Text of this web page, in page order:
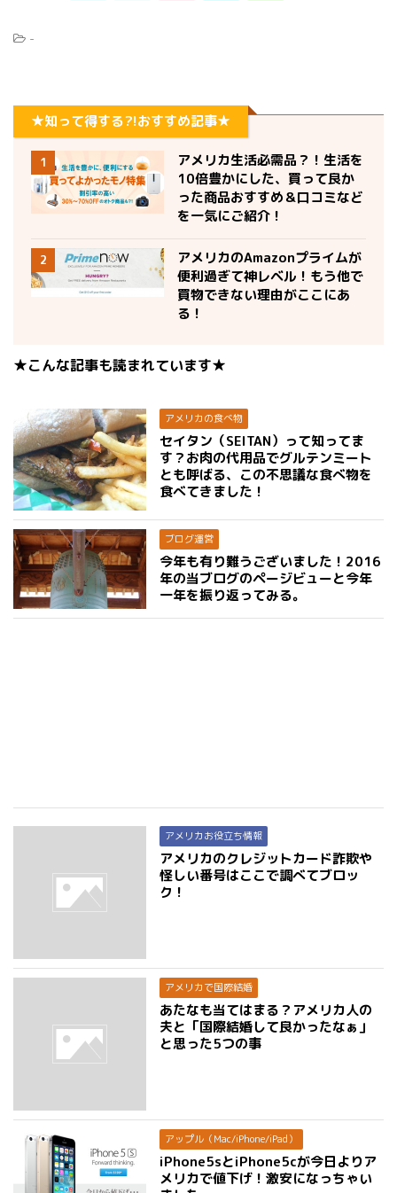
-
★知って得する?!おすすめ記事★
1
アメリカ生活必需品？！生活を
10倍豊かにした、買って良か
った商品おすすめ＆口コミなど
を一気にご紹介！
2
アメリカのAmazonプライムが
便利過ぎて神レベル！もう他で
買物できない理由がここにあ
る！
★こんな記事も読まれています★
アメリカの食べ物
セイタン（SEITAN）って知ってま
す？お肉の代用品でグルテンミート
とも呼ばる、この不思議な食べ物を
食べてきました！
ブログ運営
今年も有り難うございました！2016
年の当ブログのページビューと今年
一年を振り返ってみる。
アメリカお役立ち情報
アメリカのクレジットカード詐欺や
怪しい番号はここで調べてブロッ
ク！
アメリカで国際結婚
あたなも当てはまる？アメリカ人の
夫と「国際結婚して良かったなぁ」
と思った5つの事
アップル（Mac/iPhone/iPad）
iPhone5sとiPhone5cが今日よりア
メリカで値下げ！激安になっちゃい